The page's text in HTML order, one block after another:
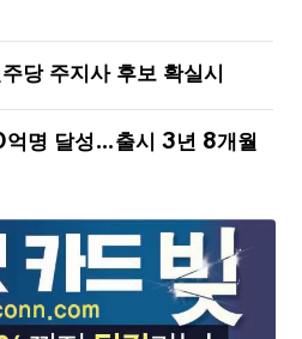
당 주지사 후보 확실시
명 달성…출시 3년 8개월